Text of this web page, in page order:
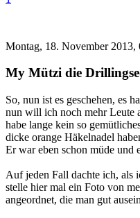
Montag, 18. November 2013,
My Mützi die
So, nun ist es geschehen, es
nun will ich noch mehr Leute
habe lange kein so
dicke orange Häkelnadel
Er war eben schon müde und
Auf jeden Fall dachte ich, als
stelle hier mal ein Foto von
angeordnet, die man gut